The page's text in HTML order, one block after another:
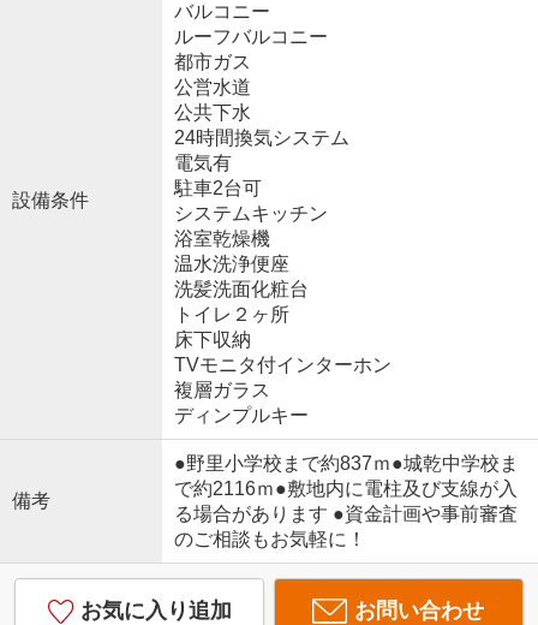
設備条件
バルコニー
ルーフバルコニー
都市ガス
公営水道
公共下水
24時間換気システム
電気有
駐車2台可
システムキッチン
浴室乾燥機
温水洗浄便座
洗髪洗面化粧台
トイレ２ヶ所
床下収納
TVモニタ付インターホン
複層ガラス
ディンプルキー
備考
●野里小学校まで約837ｍ●城乾中学校ま
で約2116ｍ●敷地内に電柱及び支線が入
る場合があります ●資金計画や事前審査
のご相談もお気軽に！
お気に入り追加 お問い合わせ